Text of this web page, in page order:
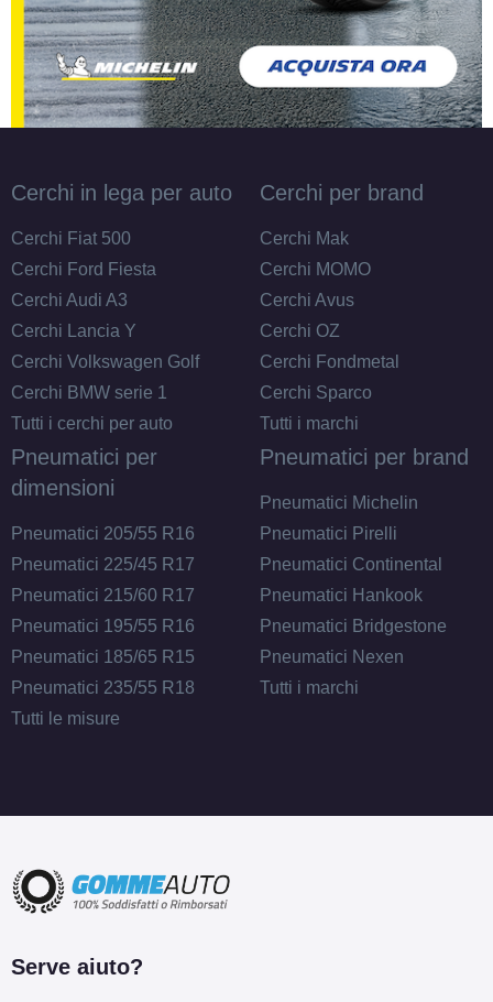
Cerchi in lega per auto
Cerchi Fiat 500
Cerchi Ford Fiesta
Cerchi Audi A3
Cerchi Lancia Y
Cerchi Volkswagen Golf
Cerchi BMW serie 1
Tutti i cerchi per auto
Cerchi per brand
Cerchi Mak
Cerchi MOMO
Cerchi Avus
Cerchi OZ
Cerchi Fondmetal
Cerchi Sparco
Tutti i marchi
Pneumatici per
dimensioni
Pneumatici 205/55 R16
Pneumatici 225/45 R17
Pneumatici 215/60 R17
Pneumatici 195/55 R16
Pneumatici 185/65 R15
Pneumatici 235/55 R18
Tutti le misure
Pneumatici per brand
Pneumatici Michelin
Pneumatici Pirelli
Pneumatici Continental
Pneumatici Hankook
Pneumatici Bridgestone
Pneumatici Nexen
Tutti i marchi
Serve aiuto?